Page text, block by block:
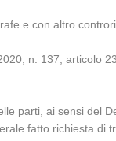
e con altro
n. 137, articolo
parti, ai sensi del
fatto richiesta di